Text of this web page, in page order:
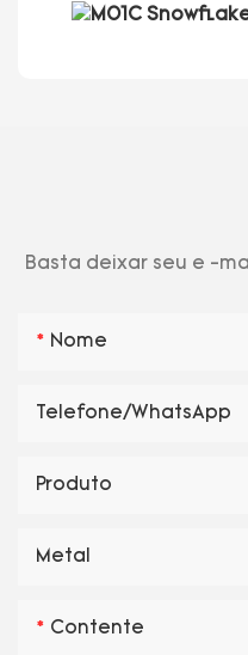
Basta deixar seu e -
Nome
Telefone/WhatsApp
Produto
Metal
Contente